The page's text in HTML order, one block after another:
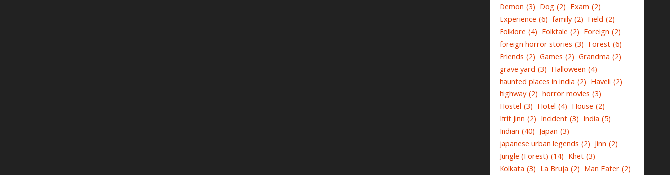
Demon (3) Dog (2) Exam (2)
Experience (6) family (2) Field (2)
Folklore (4) Folktale (2) Foreign (2)
foreign horror stories (3) Forest (6)
Friends (2) Games (2) Grandma (2)
grave yard (3) Halloween (4)
haunted places in india (2) Haveli (2)
highway (2) horror movies (3)
Hostel (3) Hotel (4) House (2)
Ifrit Jinn (2) Incident (3) India (5)
Indian (40) Japan (3)
japanese urban legends (2) Jinn (2)
Jungle (Forest) (14) Khet (3)
Kolkata (3) La Bruja (2) Man Eater (2)